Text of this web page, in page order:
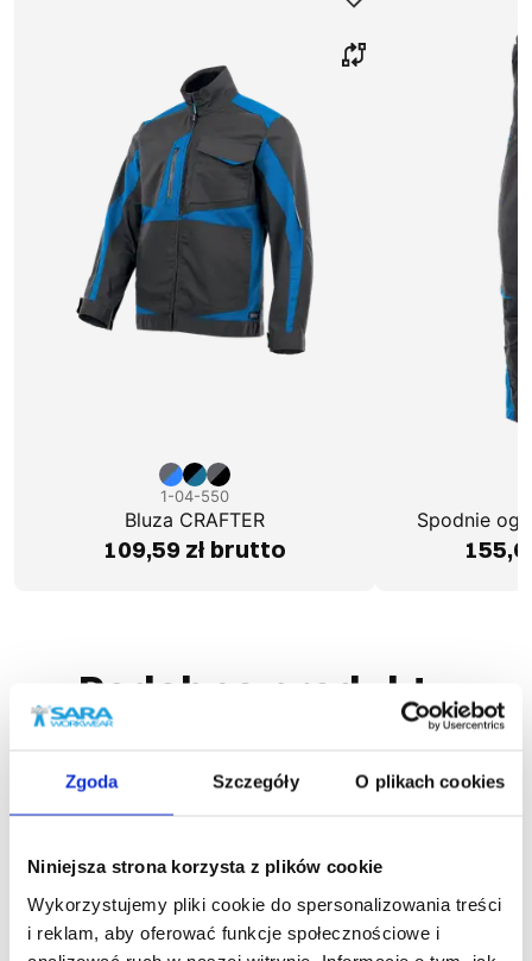
Zgoda Szczegóły O plikach cookies
Niniejsza strona korzysta z plików cookie
Wykorzystujemy pliki cookie do spersonalizowania treści
i reklam, aby oferować funkcje społecznościowe i
1-04-550
Bluza CRAFTER
109,59 zł brutto
Spodnie
Podobne produkty